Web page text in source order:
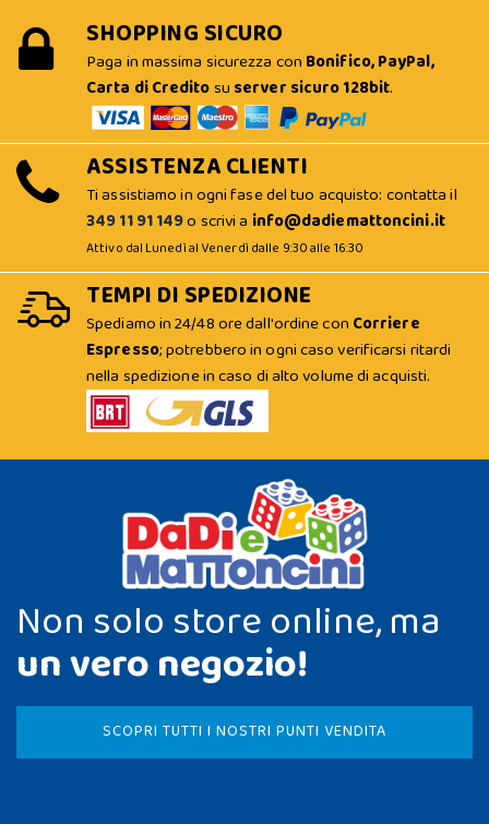
SHOPPING SICURO
Paga in massima sicurezza con Bonifico, PayPal,
Carta di Creditosu server sicuro 128bit.
ASSISTENZA CLIENTI
Ti assistiamo in ogni fase del tuo acquisto: contatta il
349 11 91 149o scrivi a info@dadiemattoncini.it
Attivo dal Lunedì al Venerdì dalle 9:30 alle 16:30
TEMPI DI SPEDIZIONE
Spediamo in 24/48 ore dall'ordine con Corriere
Espresso; potrebbero in ogni caso verificarsi ritardi
nella spedizione in caso di alto volume di acquisti.
Non solo store online, ma
un vero negozio!
SCOPRI TUTTI I NOSTRI PUNTI VENDITA